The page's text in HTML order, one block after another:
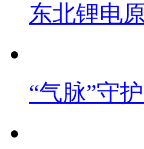
东北锂电
“气脉”守